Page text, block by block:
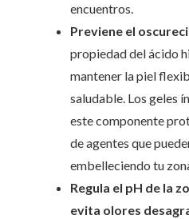
encuentros.
Previene el
propiedad del ácido
mantener la piel
saludable. Los geles
este componente
de agentes que
embelleciendo tu
Regula el pH de la
evita olores